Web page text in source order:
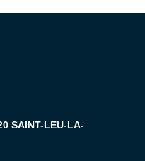
SAINT-LEU-LA-